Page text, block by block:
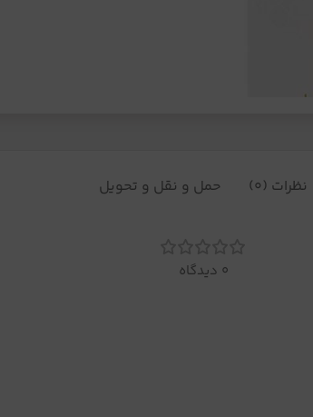
نظرات (0) حمل و نقل و تحویل
0 دیدگاه